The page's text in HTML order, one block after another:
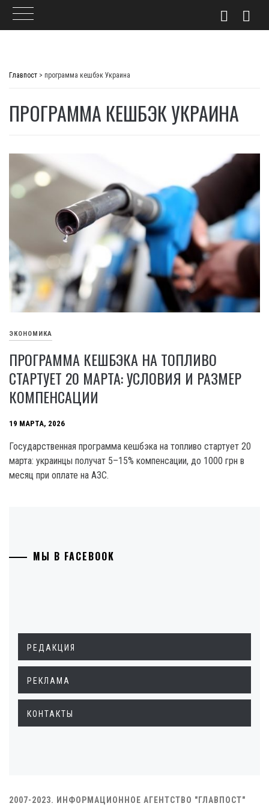
Главпост > программа кешбэк Украина
ПРОГРАММА КЕШБЭК УКРАИНА
ЭКОНОМИКА
ПРОГРАММА КЕШБЭКА НА ТОПЛИВО
СТАРТУЕТ 20 МАРТА: УСЛОВИЯ И РАЗМЕР
КОМПЕНСАЦИИ
19 МАРТА, 2026
Государственная программа кешбэка на топливо стартует 20
марта: украинцы получат 5–15% компенсации, до 1000 грн в
месяц при оплате на АЗС.
МЫ В FACEBOOK
РЕДАКЦИЯ
РЕКЛАМА
КОНТАКТЫ
2007-2023. ИНФОРМАЦИОННОЕ АГЕНТСТВО "ГЛАВПОСТ"